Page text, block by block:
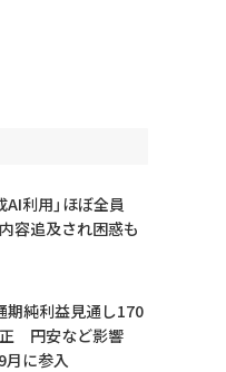
AI利用」ほぼ全員
容追及され困惑も
期純利益見通し170
円安など影響
月に参入